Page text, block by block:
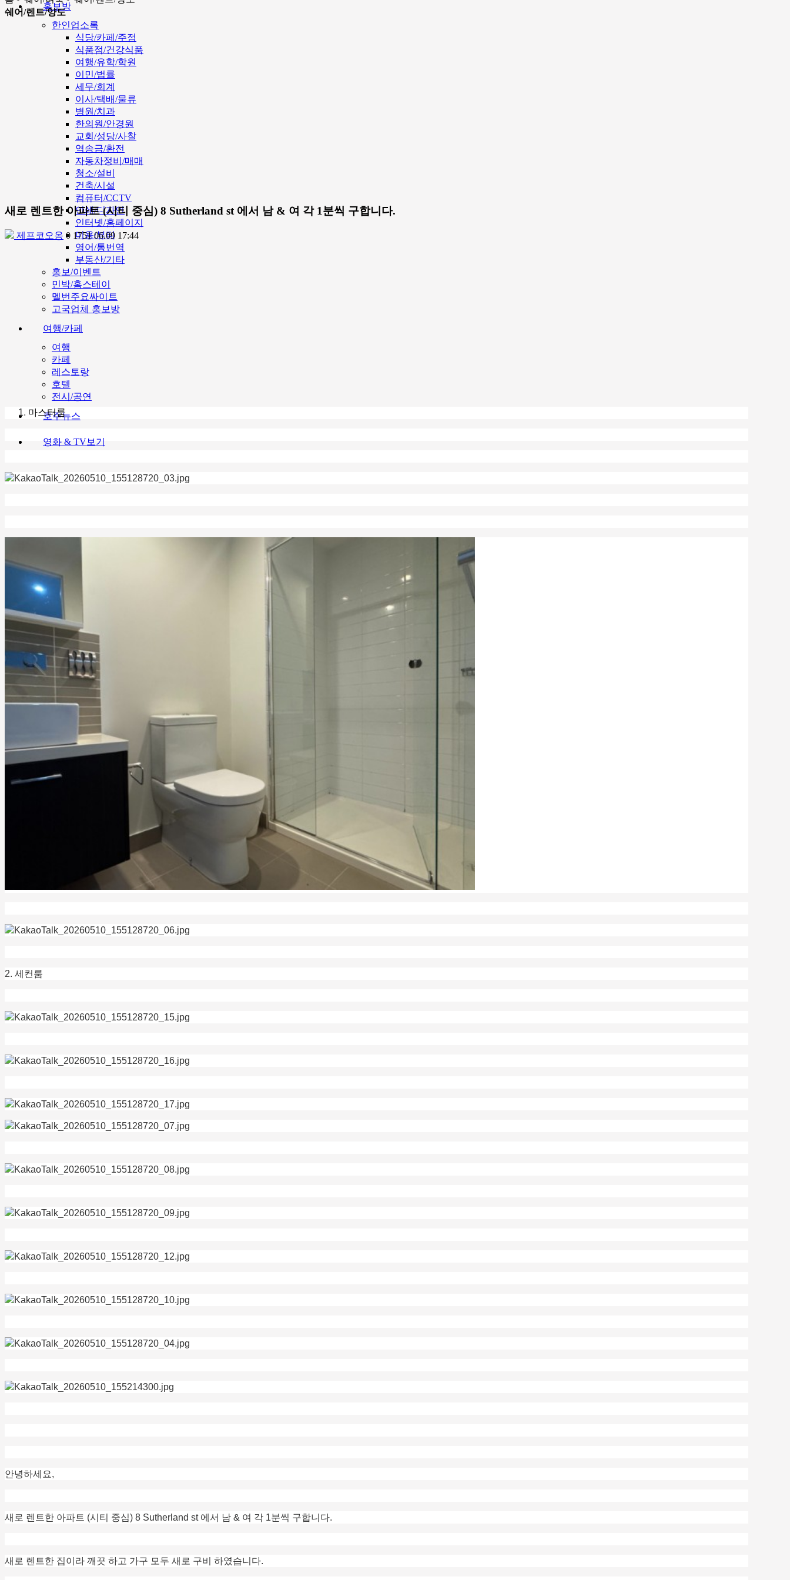
홍보방
한인업소록
식당/카페/주점
식품점/건강식품
여행/유학/학원
이민/법률
세무/회계
이사/택배/물류
병원/치과
한의원/안경원
교회/성당/사찰
역송금/환전
자동차정비/매매
청소/설비
건축/시설
컴퓨터/CCTV
인쇄/디자인
인터넷/홈페이지
미용/뷰티
영어/통번역
부동산/기타
홍보/이벤트
민박/홈스테이
멜번주요싸이트
고국업체 홍보방
여행/카페
여행
카페
레스토랑
호텔
전시/공연
호주뉴스
영화 & TV보기
쉐어/렌트/양도
새로 렌트한 아파트 (시티 중심) 8 Sutherland st 에서 남 & 여 각 1분씩 구합니다.
제프코오옹 0 175106.09 17:44
마스터룸
2. 세컨룸
안녕하세요,
새로 렌트한 아파트 (시티 중심) 8 Sutherland st 에서 남 & 여 각 1분씩 구합니다.
새로 렌트한 집이라 깨끗 하고 가구 모두 새로 구비 하였습니다.